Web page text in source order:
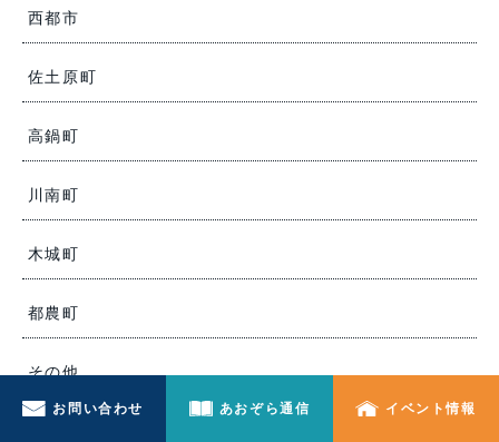
西都市
佐土原町
高鍋町
川南町
木城町
都農町
その他
お問い合わせ あおぞら通信 イベント情報